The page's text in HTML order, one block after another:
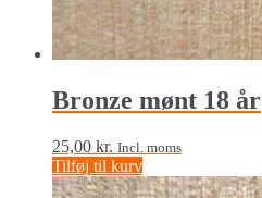
Bronze mønt 18 år
25,00 kr. Incl. moms
Tilføj til kurv